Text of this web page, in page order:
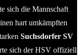
sich die Mannschaft
hart umkämpften
Suchsdorfer SV
sich der HSV offiziell